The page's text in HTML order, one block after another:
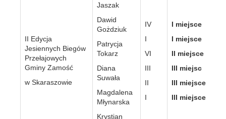
II Edycja
Jesiennych Biegów
Przełajowych
Gminy Zamość
w Skaraszowie
Jaszak
Dawid
Gożdziuk
Patrycja
Tokarz
Diana
Suwała
Magdalena
Młynarska
Krystian
IV
I
VI
III
II
I
I miejsce
I miejsce
II miejsce
III miejsc
III miejsce
III miejsce